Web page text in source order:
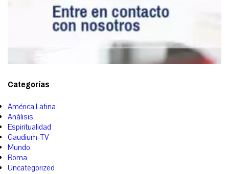
Categorías
América Latina
Análisis
Espiritualidad
Gaudium-TV
Mundo
Roma
Uncategorized